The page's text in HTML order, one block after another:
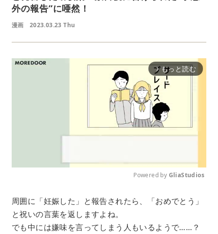
外の報告”に唖然！
漫画 2023.03.23 Thu
arrow_forward_ios もっと読む
u
e
Powered by GliaStudios
周囲に「妊娠した」と報告されたら、「おめでとう」
と祝いの言葉を返しますよね。
でも中には嫌味を言ってしまう人もいるようで……？